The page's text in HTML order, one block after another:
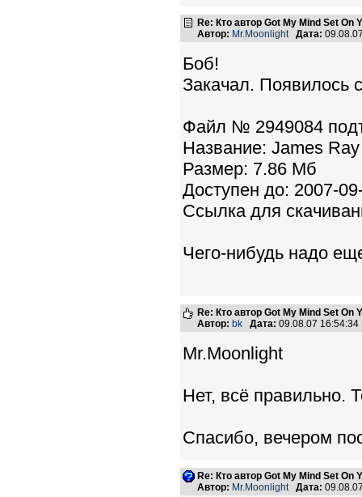
Re: Кто автор Got My Mind Set On
Автор: Mr.Moonlight Дата:
Боб!
Закачал.
Файл № 2949084
Название: James
Размер: 7.86 Мб
Доступен до: 2007-
Ссылка для
Чего-нибудь надо
Re: Кто автор Got My Mind Set On
Автор: bk Дата: 09.08.07
Mr.Moonlight
Нет, всё правильно.
Спасибо, вечером
Re: Кто автор Got My Mind Set On
Автор: Mr.Moonlight Дата: